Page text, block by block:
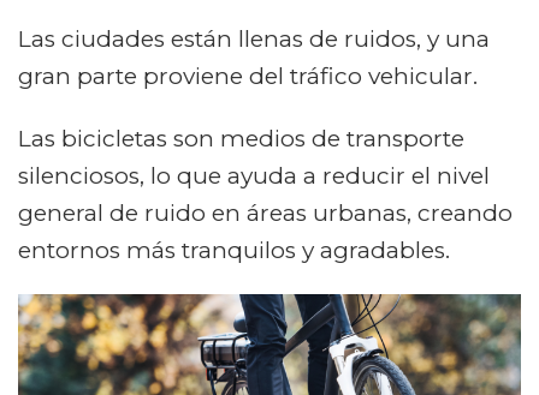
Las ciudades están llenas de ruidos, y una
gran parte proviene del tráfico vehicular.
Las bicicletas son medios de transporte
silenciosos, lo que ayuda a reducir el nivel
general de ruido en áreas urbanas, creando
entornos más tranquilos y agradables.